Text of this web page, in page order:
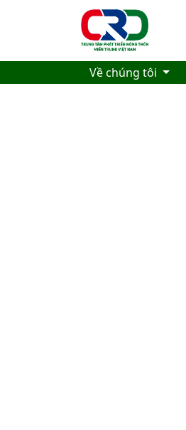
Skip to main content
Về chúng tôi